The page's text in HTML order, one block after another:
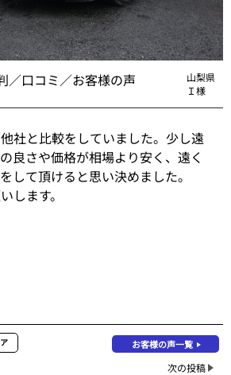
／口コミ／お客様の声
山梨県
Ｉ様
社と比較をしていました。少し遠
良さや価格が相場より安く、遠く
して頂けると思い決めました。
します。
お客様の声一覧
次の投稿